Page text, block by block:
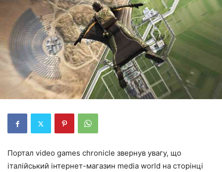
Портал video games chronicle звернув увагу, що
італійський інтернет-магазин media world на сторінці